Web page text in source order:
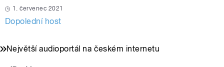
1. červenec 2021
Dopolední host
Největší audioportál na českém internetu